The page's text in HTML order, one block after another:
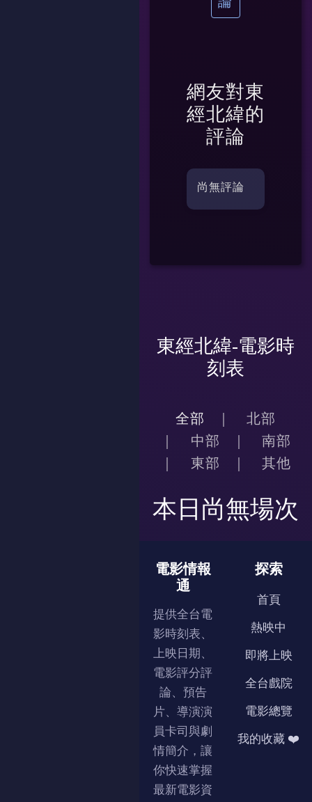
網友對東
經北緯的
評論
尚無評論
東經北緯-電影時
刻表
全部
北部
中部
南部
東部
其他
本日尚無場次
電影情報
通
提供全台電
影時刻表、
上映日期、
電影評分評
論、預告
片、導演演
員卡司與劇
情簡介，讓
你快速掌握
最新電影資
探索
首頁
熱映中
即將上映
全台戲院
電影總覽
我的收藏 ❤️